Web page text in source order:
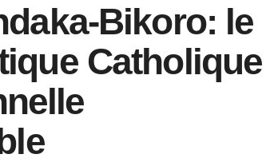
Bikoro: le
Catholique